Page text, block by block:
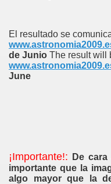
El resultado se
de Junio The result will
June
¡Importante!:
De
importante que la
algo mayor que la
10.05.09